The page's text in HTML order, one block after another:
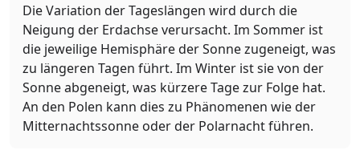
Die Variation der Tageslängen wird durch die
Neigung der Erdachse verursacht. Im Sommer ist
die jeweilige Hemisphäre der Sonne zugeneigt, was
zu längeren Tagen führt. Im Winter ist sie von der
Sonne abgeneigt, was kürzere Tage zur Folge hat.
An den Polen kann dies zu Phänomenen wie der
Mitternachtssonne oder der Polarnacht führen.